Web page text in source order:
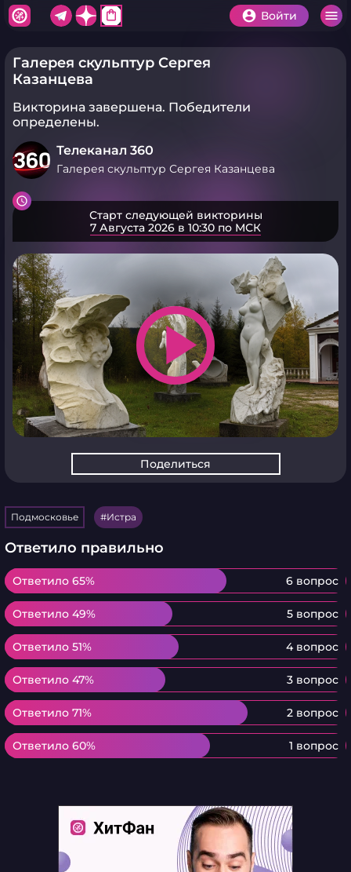
shopping_bag Войти
Галерея скульптур Сергея
Казанцева
Викторина завершена. Победители
определены.
Телеканал 360
Галерея скульптур Сергея Казанцева
Старт следующей викторины
7 Августа 2026 в 10:30 по МСК
play_arrow
Поделиться
Подмосковье Истра
Ответило правильно
Ответило 65% 6 вопрос
Ответило 65%
Ответило 49% 5 вопрос
Ответило 49%
Ответило 51% 4 вопрос
Ответило 51%
Ответило 47% 3 вопрос
Ответило 47%
Ответило 71% 2 вопрос
Ответило 71%
Ответило 60% 1 вопрос
Ответило 60%